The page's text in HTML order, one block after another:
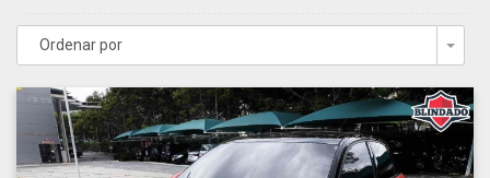
Ordenar por